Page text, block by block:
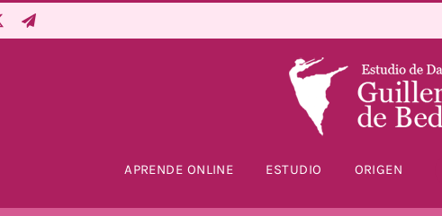
APRENDE ONLINE ESTUDIO ORIGEN